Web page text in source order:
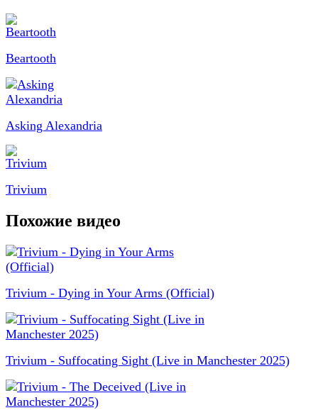
Beartooth
Asking Alexandria
Trivium
Похожие видео
Trivium - Dying in Your Arms (Official)
Trivium - Suffocating Sight (Live in Manchester 2025)